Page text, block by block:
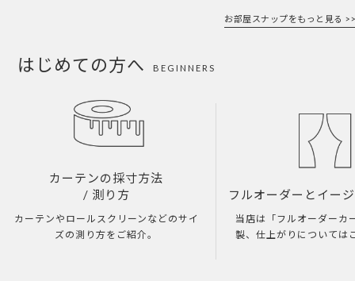
お部屋スナップをもっと見る >>
はじめての方へ BEGINNERS
カーテンの採寸方法
/ 測り方
カーテンやロールスクリーンなどのサイ
ズの測り方をご紹介。
フルオーダーとイー
当店は「フルオーダーカ
製、仕上がりについては